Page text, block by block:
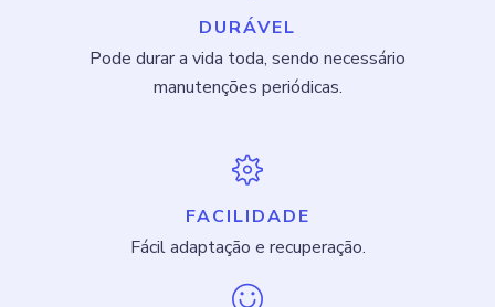
DURÁVEL
Pode durar a vida toda, sendo necessário
manutenções periódicas.
FACILIDADE
Fácil adaptação e recuperação.